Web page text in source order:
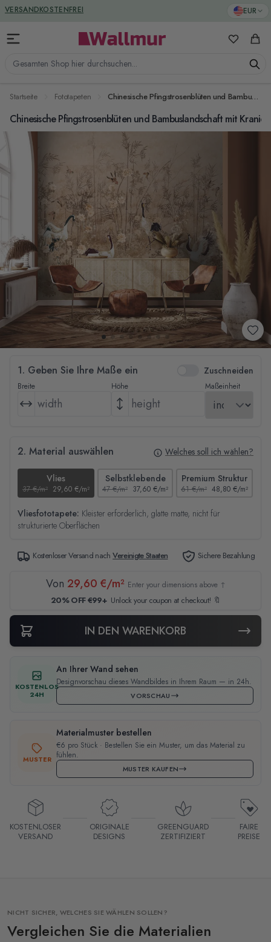
Zum Inhalt springen EUR
Gesamten Shop hier durchsuchen...
Meine
VERSANDKOSTENFREI
GREENGUARD ZERTIFIZIERT
Startseite Fototapeten Chinesische Pfingstrosenblüten und Bambuslandschaft mit Kranichen Fototapete
Chinesische Pfingstrosenblüten und Bambuslandschaft mit
1. Geben Sie Ihre Maße ein Zuschneiden
Breite Höhe Maßeinheit
2. Material auswählen Welches soll ich wählen?
Vlies
37 €/m² 29,60 €/m²
Selbstklebende
47 €/m² 37,60 €/m²
Premium Struktur
61 €/m² 48,80 €/m²
Vliesfototapete: Kleister erforderlich, glatte matte, nicht für
strukturierte Oberflächen
Kostenloser Versand nachVereinigte Staaten Sichere Bezahlung
Von 29,60 €/m² Enter your dimensions above ↑
20% OFF €99+ Unlock your coupon at checkout! 🔖
IN DEN WARENKORB
KOSTENLOS
24H
An Ihrer Wand sehen
Designvorschau dieses Wandbildes in Ihrem Raum — in 24h.
VORSCHAU
MUSTER
Materialmuster bestellen
€6 pro Stück · Bestellen Sie ein Muster, um das Material zu
fühlen.
MUSTER KAUFEN
KOSTENLOSER
VERSAND
ORIGINALE
DESIGNS
GREENGUARD
ZERTIFIZIERT
FAIRE
PREISE
NICHT SICHER, WELCHES SIE WÄHLEN SOLLEN?
Vergleichen Sie die Materialien